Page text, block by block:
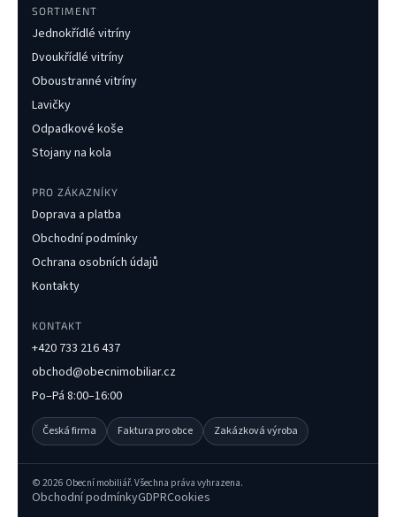
SORTIMENT
Jednokřídlé vitríny
Dvoukřídlé vitríny
Oboustranné vitríny
Lavičky
Odpadkové koše
Stojany na kola
PRO ZÁKAZNÍKY
Doprava a platba
Obchodní podmínky
Ochrana osobních údajů
Kontakty
KONTAKT
+420 733 216 437
obchod@obecnimobiliar.cz
Po–Pá 8:00–16:00
Česká firma Faktura pro obce Zakázková výroba
© 2026 Obecní mobiliář. Všechna práva vyhrazena.
Obchodní podmínkyGDPRCookies